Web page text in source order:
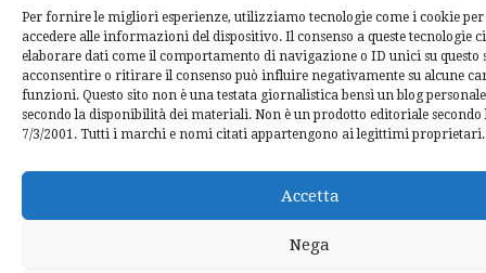
Per fornire le migliori esperienze, utilizziamo tecnologie come i cookie
accedere alle informazioni del dispositivo. Il consenso a queste tecnologie
elaborare dati come il comportamento di navigazione o ID unici su questo
acconsentire o ritirare il consenso può influire negativamente su alcune
funzioni. Questo sito non è una testata giornalistica bensì un blog
secondo la disponibilità dei materiali. Non è un prodotto editoriale secondo
7/3/2001. Tutti i marchi e nomi citati appartengono ai legittimi proprietari.
Accetta
Nega